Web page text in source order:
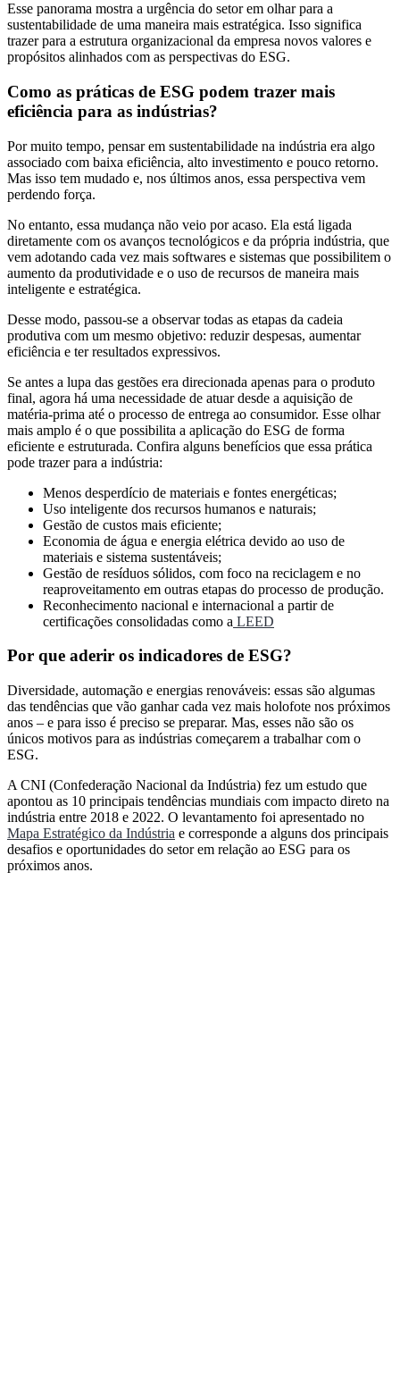
Esse panorama mostra a urgência do setor em olhar para a
sustentabilidade de uma maneira mais estratégica. Isso significa
trazer para a estrutura organizacional da empresa novos valores e
propósitos alinhados com as perspectivas do ESG.
Como as práticas de ESG podem trazer mais
eficiência para as indústrias?
Por muito tempo, pensar em sustentabilidade na indústria era algo
associado com baixa eficiência, alto investimento e pouco retorno.
Mas isso tem mudado e, nos últimos anos, essa perspectiva vem
perdendo força.
No entanto, essa mudança não veio por acaso. Ela está ligada
diretamente com os avanços tecnológicos e da própria indústria, que
vem adotando cada vez mais softwares e sistemas que possibilitem o
aumento da produtividade e o uso de recursos de maneira mais
inteligente e estratégica.
Desse modo, passou-se a observar todas as etapas da cadeia
produtiva com um mesmo objetivo: reduzir despesas, aumentar
eficiência e ter resultados expressivos.
Se antes a lupa das gestões era direcionada apenas para o produto
final, agora há uma necessidade de atuar desde a aquisição de
matéria-prima até o processo de entrega ao consumidor. Esse olhar
mais amplo é o que possibilita a aplicação do ESG de forma
eficiente e estruturada. Confira alguns benefícios que essa prática
pode trazer para a indústria:
Menos desperdício de materiais e fontes energéticas;
Uso inteligente dos recursos humanos e naturais;
Gestão de custos mais eficiente;
Economia de água e energia elétrica devido ao uso de
materiais e sistema sustentáveis;
Gestão de resíduos sólidos, com foco na reciclagem e no
reaproveitamento em outras etapas do processo de produção.
Reconhecimento nacional e internacional a partir de
certificações consolidadas como a LEED
Por que aderir os indicadores de ESG?
Diversidade, automação e energias renováveis: essas são algumas
das tendências que vão ganhar cada vez mais holofote nos próximos
anos – e para isso é preciso se preparar. Mas, esses não são os
únicos motivos para as indústrias começarem a trabalhar com o
ESG.
A CNI (Confederação Nacional da Indústria) fez um estudo que
apontou as 10 principais tendências mundiais com impacto direto na
indústria entre 2018 e 2022. O levantamento foi apresentado no
Mapa Estratégico da Indústria e corresponde a alguns dos principais
desafios e oportunidades do setor em relação ao ESG para os
próximos anos.